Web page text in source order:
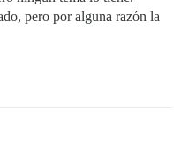
pero por alguna razón la